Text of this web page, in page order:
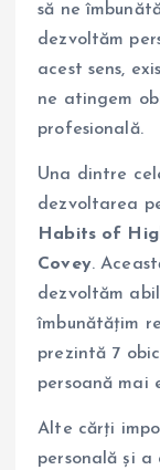
să ne
dezvoltăm
acest sens,
ne atingem
profesională.
Una dintre
dezvoltarea
Habits of
Covey.
dezvoltăm
îmbunătățim
prezintă 7
persoană mai
Alte cărți
personală și